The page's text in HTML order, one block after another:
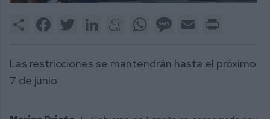
Share FacebookTwitter LinkedInMeneameWhatsAppMessage
Email
Las restricciones se mantendrán hasta el próximo
7 de junio